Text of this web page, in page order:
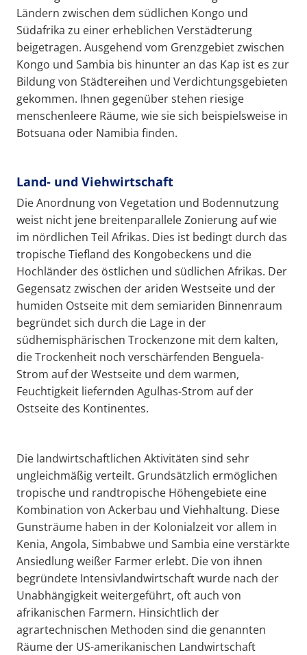
Ländern zwischen dem südlichen Kongo und
Südafrika zu einer erheblichen Verstädterung
beigetragen. Ausgehend vom Grenzgebiet zwischen
Kongo und Sambia bis hinunter an das Kap ist es zur
Bildung von Städtereihen und Verdichtungsgebieten
gekommen. Ihnen gegenüber stehen riesige
menschenleere Räume, wie sie sich beispielsweise in
Botsuana oder Namibia finden.
Land- und Viehwirtschaft
Die Anordnung von Vegetation und Bodennutzung
weist nicht jene breitenparallele Zonierung auf wie
im nördlichen Teil Afrikas. Dies ist bedingt durch das
tropische Tiefland des Kongobeckens und die
Hochländer des östlichen und südlichen Afrikas. Der
Gegensatz zwischen der ariden Westseite und der
humiden Ostseite mit dem semiariden Binnenraum
begründet sich durch die Lage in der
südhemisphärischen Trockenzone mit dem kalten,
die Trockenheit noch verschärfenden Benguela-
Strom auf der Westseite und dem warmen,
Feuchtigkeit liefernden Agulhas-Strom auf der
Ostseite des Kontinentes.
Die landwirtschaftlichen Aktivitäten sind sehr
ungleichmäßig verteilt. Grundsätzlich ermöglichen
tropische und randtropische Höhengebiete eine
Kombination von Ackerbau und Viehhaltung. Diese
Gunsträume haben in der Kolonialzeit vor allem in
Kenia, Angola, Simbabwe und Sambia eine verstärkte
Ansiedlung weißer Farmer erlebt. Die von ihnen
begründete Intensivlandwirtschaft wurde nach der
Unabhängigkeit weitergeführt, oft auch von
afrikanischen Farmern. Hinsichtlich der
agrartechnischen Methoden sind die genannten
Räume der US-amerikanischen Landwirtschaft